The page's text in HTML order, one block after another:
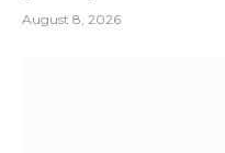
August 8, 2026